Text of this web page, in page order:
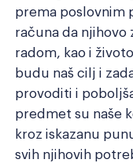
prema poslovnim
računa da njihovo
radom, kao i
budu naš cilj i
provoditi i
predmet su naše
kroz iskazanu
svih njihovih